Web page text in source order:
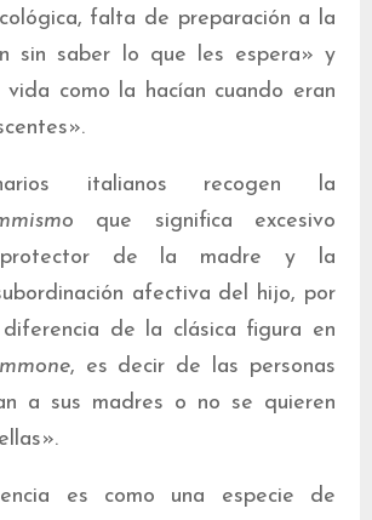
falta de preparación a la
sin saber lo que les espera» y
vida como la hacían cuando eran
italianos recogen la
que significa excesivo
protector de la madre y la
afectiva del hijo, por
de la clásica figura en
, es decir de las personas
a sus madres o no se quieren
es como una especie de